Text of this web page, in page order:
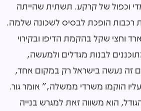
וכפול של קרקע. תשתית שהייתה
רכבות הופכת לבסיס לשכונה שלמה.
וחצי שקל בהקמת הדיפו ובקירוי
לבנות מגדלים ולמעשה,
זה נעשה בישראל רק במקום אחד,
הוקמו משרדי ממשלה," אומר גור.
הוא משווה זאת למגרש בנייה